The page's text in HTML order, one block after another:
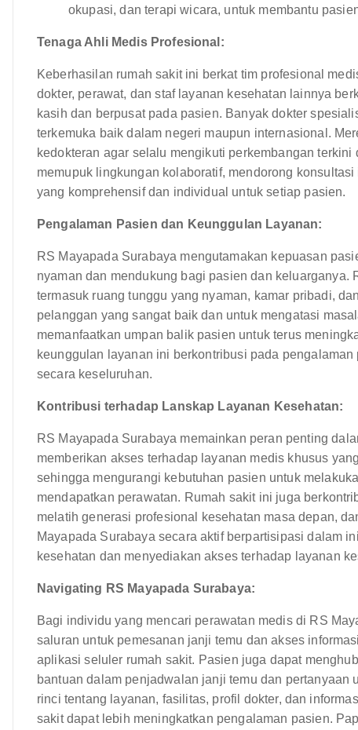
okupasi, dan terapi wicara, untuk membantu
Tenaga Ahli Medis Profesional:
Keberhasilan rumah sakit ini berkat tim profesional
dokter, perawat, dan staf layanan kesehatan lainnya
kasih dan berpusat pada pasien. Banyak dokter
terkemuka baik dalam negeri maupun internasional.
kedokteran agar selalu mengikuti perkembangan
memupuk lingkungan kolaboratif, mendorong
yang komprehensif dan individual untuk setiap pasien.
Pengalaman Pasien dan Keunggulan Layanan:
RS Mayapada Surabaya mengutamakan kepuasan
nyaman dan mendukung bagi pasien dan keluarganya.
termasuk ruang tunggu yang nyaman, kamar pribadi,
pelanggan yang sangat baik dan untuk mengatasi
memanfaatkan umpan balik pasien untuk terus
keunggulan layanan ini berkontribusi pada
secara keseluruhan.
Kontribusi terhadap Lanskap Layanan Kesehatan:
RS Mayapada Surabaya memainkan peran penting
memberikan akses terhadap layanan medis khusus
sehingga mengurangi kebutuhan pasien untuk
mendapatkan perawatan. Rumah sakit ini juga
melatih generasi profesional kesehatan masa depan,
Mayapada Surabaya secara aktif berpartisipasi dalam
kesehatan dan menyediakan akses terhadap layanan
Navigating RS Mayapada Surabaya:
Bagi individu yang mencari perawatan medis di RS
saluran untuk pemesanan janji temu dan akses
aplikasi seluler rumah sakit. Pasien juga dapat
bantuan dalam penjadwalan janji temu dan pertanyaan
rinci tentang layanan, fasilitas, profil dokter, dan
sakit dapat lebih meningkatkan pengalaman pasien.